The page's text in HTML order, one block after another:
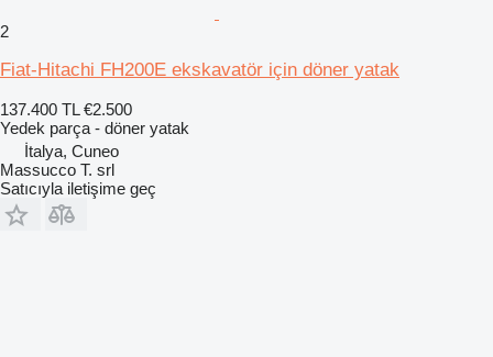
2
Fiat-Hitachi FH200E ekskavatör için döner yatak
137.400 TL €2.500
Yedek parça - döner yatak
İtalya, Cuneo
Massucco T. srl
Satıcıyla iletişime geç